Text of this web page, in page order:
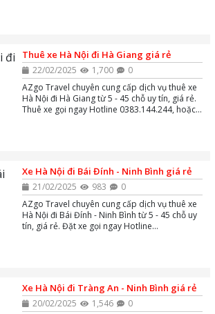
Thuê xe Hà Nội đi Hà Giang giá rẻ
22/02/2025 1,700
0
AZgo Travel chuyên cung cấp dịch vụ thuê xe
Hà Nội đi Hà Giang từ 5 - 45 chỗ uy tín, giá rẻ.
Thuê xe gọi ngay Hotline 0383.144.244, hoặc
Xe Hà Nội đi Bái Đính - Ninh Bình giá rẻ
21/02/2025 983
0
AZgo Travel chuyên cung cấp dịch vụ thuê xe
Hà Nội đi Bái Đính - Ninh Bình từ 5 - 45 chỗ uy
tín, giá rẻ. Đặt xe gọi ngay Hotline
Xe Hà Nội đi Tràng An - Ninh Bình giá rẻ
20/02/2025 1,546
0